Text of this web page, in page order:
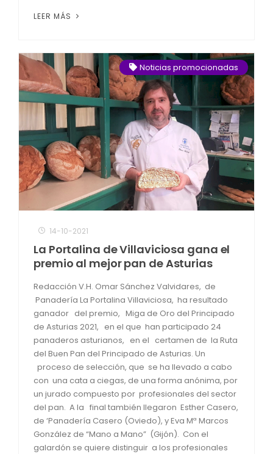
LEER MÁS
Noticias promocionadas
14-10-2021
La Portalina de Villaviciosa gana el
premio al mejor pan de Asturias
Redacción V.H. Omar Sánchez Valvidares, de
Panadería La Portalina Villaviciosa, ha resultado
ganador del premio, Miga de Oro del Principado
de Asturias 2021, en el que han participado 24
panaderos asturianos, en el certamen de la Ruta
del Buen Pan del Principado de Asturias. Un
proceso de selección, que se ha llevado a cabo
con una cata a ciegas, de una forma anónima, por
un jurado compuesto por profesionales del sector
del pan. A la final también llegaron Esther Casero,
de ‘Panadería Casero (Oviedo), y Eva Mª Marcos
González de “Mano a Mano” (Gijón). Con el
galardón se quiere distinguir a los profesionales